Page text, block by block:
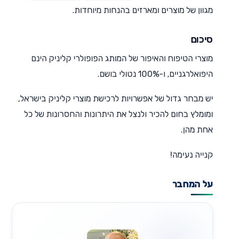
מגוון של מוצרים ומארזים בהנחות מיוחדות.
סיכום
מוצרי הטיפוח והאיפור של המותג הפופולרי קליניק הינם
היפואלרגניים, ו-100% נטולי בושם.
יש מבחר גדול של אפשרויות לרכישת מוצרי קליניק בישראל,
ומומלץ בחום להכיר ולנצל את היתרונות והחסרונות של כל
אחת מהן.
קנייה נעימה!
על המחבר